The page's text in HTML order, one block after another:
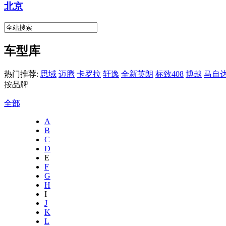
北京
车型库
热门推荐: 思域 迈腾 卡罗拉 轩逸 全新英朗 标致408 博越 马自
按品牌
全部
A
B
C
D
E
F
G
H
I
J
K
L